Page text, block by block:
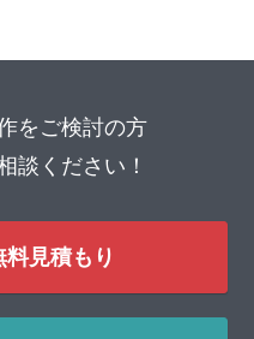
をご検討の方
談ください！
見積もり